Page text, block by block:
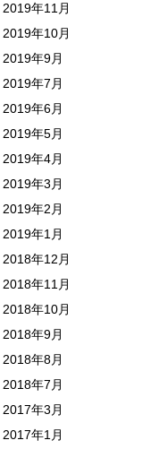
2019年11月
2019年10月
2019年9月
2019年7月
2019年6月
2019年5月
2019年4月
2019年3月
2019年2月
2019年1月
2018年12月
2018年11月
2018年10月
2018年9月
2018年8月
2018年7月
2017年3月
2017年1月